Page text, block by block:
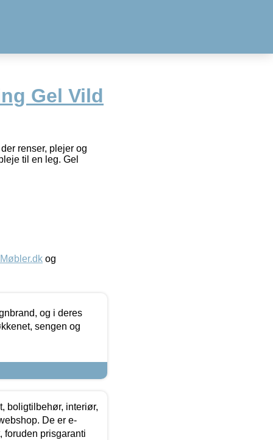
Gel Vild
renser, plejer og
til en leg. Gel
og
og i deres
sengen og
boligtilbehør, interiør,
De er e-
foruden prisgaranti